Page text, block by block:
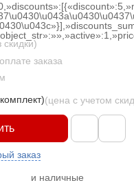
скидки)
заказа
(цена с учетом
заказ
и наличные